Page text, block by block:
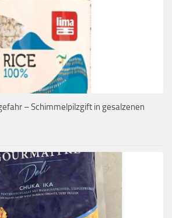
– Schimmelpilzgift in gesalzenen